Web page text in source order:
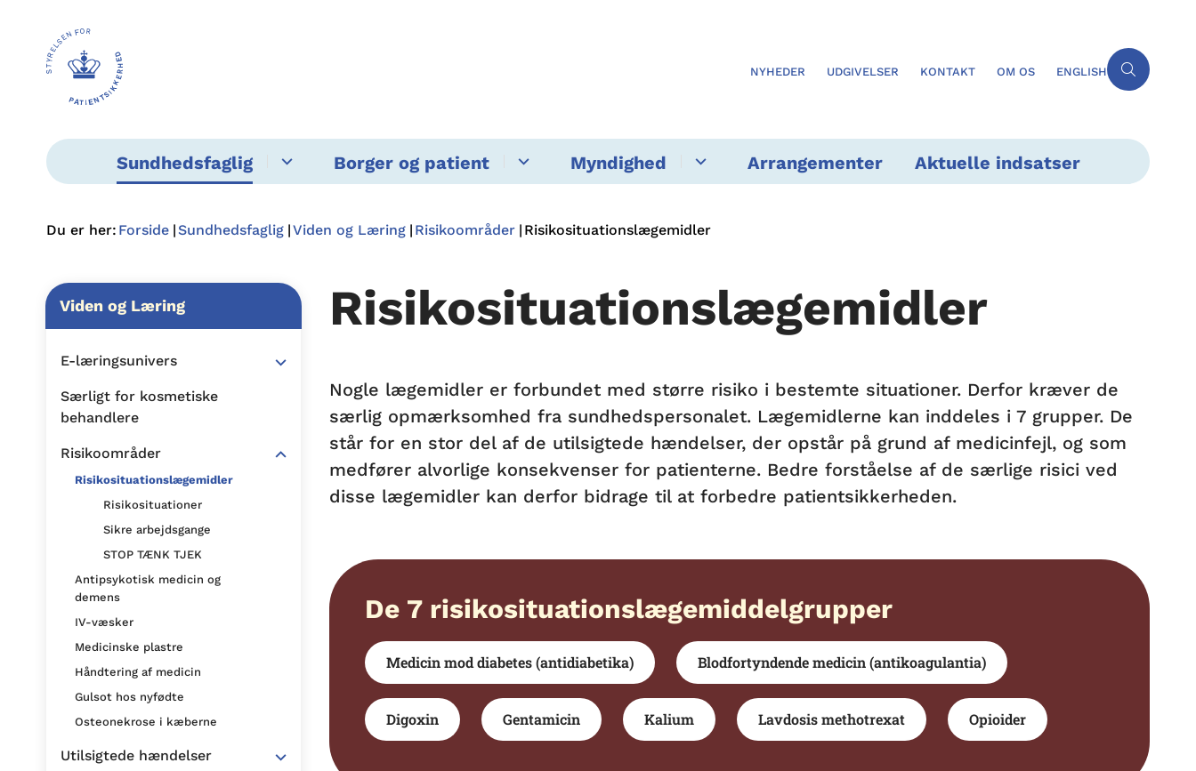
NYHEDER UDGIVELSER KONTAKT OM OS ENGLISH
Sundhedsfaglig Borger og patient Myndighed Arrangementer Aktuelle indsatser
Du er her: Forside Sundhedsfaglig Viden og Læring Risikoområder Risikosituationslægemidler
Viden og Læring
E-læringsunivers
Særligt for kosmetiske
behandlere
Risikoområder
Risikosituationslægemidler
Risikosituationer
Sikre arbejdsgange
STOP TÆNK TJEK
Antipsykotisk medicin og
demens
IV-væsker
Medicinske plastre
Håndtering af medicin
Gulsot hos nyfødte
Osteonekrose i kæberne
Utilsigtede hændelser
Risikosituationslægemidler
Nogle lægemidler er forbundet med større risiko i bestemte situationer. Derfor kræver de
særlig opmærksomhed fra sundhedspersonalet. Lægemidlerne kan inddeles i 7 grupper. De
står for en stor del af de utilsigtede hændelser, der opstår på grund af medicinfejl, og som
medfører alvorlige konsekvenser for patienterne. Bedre forståelse af de særlige risici ved
disse lægemidler kan derfor bidrage til at forbedre patientsikkerheden.
De 7 risikosituationslægemiddelgrupper
Medicin mod diabetes (antidiabetika) Blodfortyndende medicin (antikoagulantia)
Digoxin Gentamicin Kalium Lavdosis methotrexat Opioider